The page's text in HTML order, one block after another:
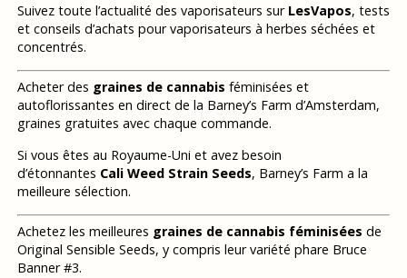
Suivez toute l’actualité des vaporisateurs sur LesVapos, tests
et conseils d’achats pour vaporisateurs à herbes séchées et
concentrés.
Acheter des graines de cannabis féminisées et
autoflorissantes en direct de la Barney’s Farm d’Amsterdam,
graines gratuites avec chaque commande.
Si vous êtes au Royaume-Uni et avez besoin
d’étonnantes Cali Weed Strain Seeds, Barney’s Farm a la
meilleure sélection.
Achetez les meilleures graines de cannabis féminisées de
Original Sensible Seeds, y compris leur variété phare Bruce
Banner #3.